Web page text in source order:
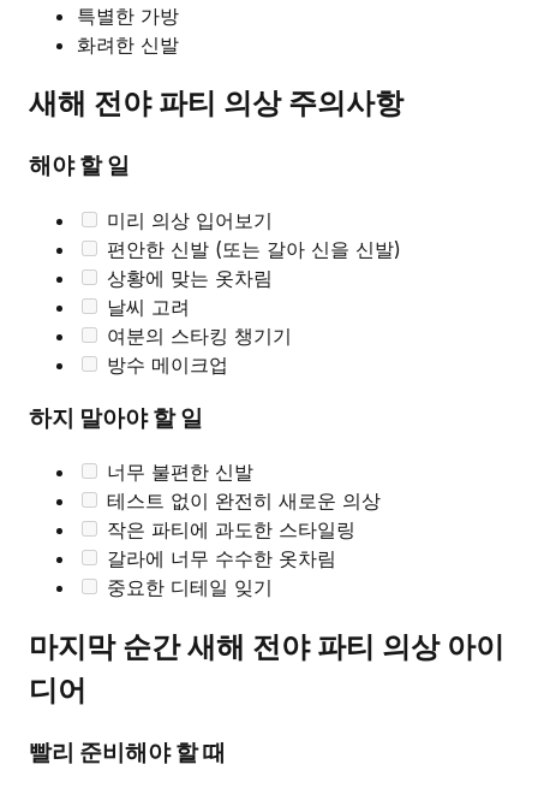
특별한 가방
화려한 신발
새해 전야 파티 의상 주의사항
해야 할 일
미리 의상 입어보기
편안한 신발 (또는 갈아 신을 신발)
상황에 맞는 옷차림
날씨 고려
여분의 스타킹 챙기기
방수 메이크업
하지 말아야 할 일
너무 불편한 신발
테스트 없이 완전히 새로운 의상
작은 파티에 과도한 스타일링
갈라에 너무 수수한 옷차림
중요한 디테일 잊기
마지막 순간 새해 전야 파티 의상 아이
디어
빨리 준비해야 할 때